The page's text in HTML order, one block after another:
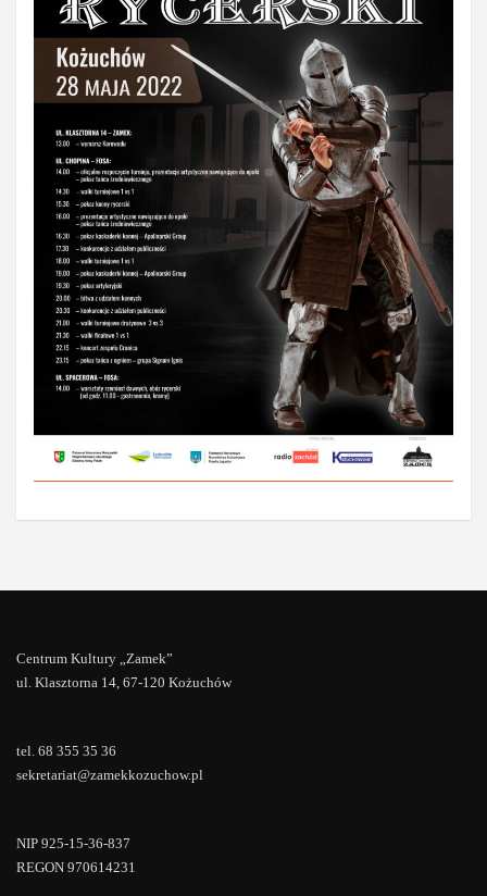
Centrum Kultury „Zamek”
ul. Klasztorna 14, 67-120 Kożuchów
tel. 68 355 35 36
sekretariat@zamekkozuchow.pl
NIP 925-15-36-837
REGON 970614231